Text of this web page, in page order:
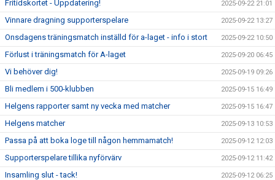
Fritidskortet - Uppdatering! 2025-09-22 21:01
Vinnare dragning supporterspelare 2025-09-22 13:27
Onsdagens träningsmatch inställd för a-laget - info i stort 2025-09-22 10:50
Förlust i träningsmatch för A-laget 2025-09-20 06:45
Vi behöver dig! 2025-09-19 09:26
Bli medlem i 500-klubben 2025-09-15 16:49
Helgens rapporter samt ny vecka med matcher 2025-09-15 16:47
Helgens matcher 2025-09-13 10:53
Passa på att boka loge till någon hemmamatch! 2025-09-12 12:03
Supporterspelare tillika nyförvärv 2025-09-12 11:42
Insamling slut - tack! 2025-09-12 06:25